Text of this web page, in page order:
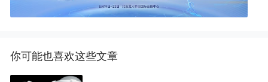
你可能也喜欢这些文章